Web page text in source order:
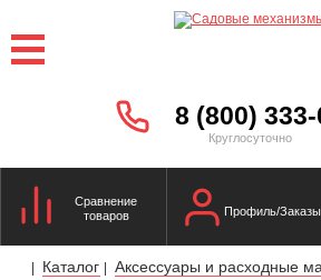
8 (800)
Круглосуточно
Сравнение
товаров
Профиль/Заказы
| Каталог | Аксессуары и расходные